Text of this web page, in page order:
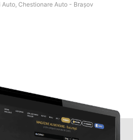
Chestionare Auto - Braşov